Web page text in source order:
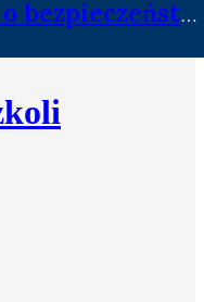
Na celowniku - słowem o bezpieczeństwie